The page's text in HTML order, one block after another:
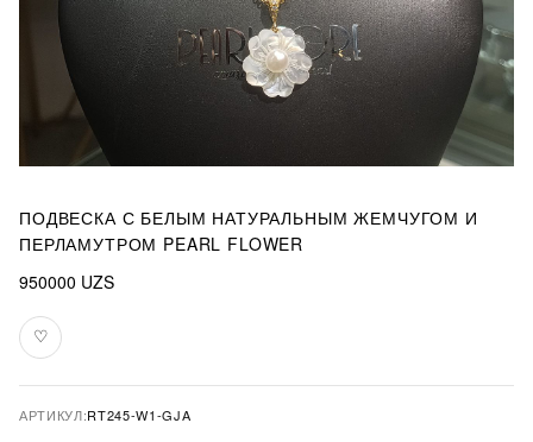
ПОДВЕСКА С БЕЛЫМ НАТУРАЛЬНЫМ ЖЕМЧУГОМ И
ПЕРЛАМУТРОМ PEARL FLOWER
950000 UZS
♡
В
избранное
АРТИКУЛ:RT245-W1-GJA